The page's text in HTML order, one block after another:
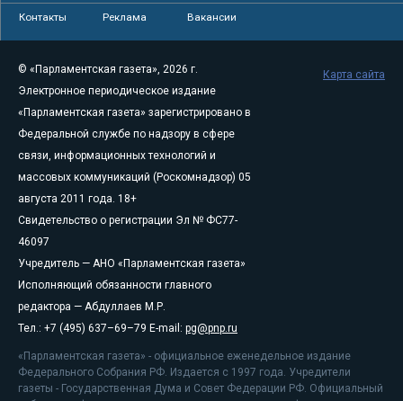
Контакты Реклама Вакансии
© «Парламентская газета», 2026 г.
Электронное периодическое издание
«Парламентская газета» зарегистрировано в
Федеральной службе по надзору в сфере
связи, информационных технологий и
массовых коммуникаций (Роскомнадзор) 05
августа 2011 года. 18+
Свидетельство о регистрации Эл № ФС77-
46097
Учредитель — АНО «Парламентская газета»
Исполняющий обязанности главного
редактора — Абдуллаев М.Р.
Тел.: +7 (495) 637–69–79 E-mail: pg@pnp.ru
«Парламентская газета» - официальное еженедельное издание
Федерального Собрания РФ. Издается с 1997 года. Учредители
газеты - Государственная Дума и Совет Федерации РФ. Официальный
Карта сайта